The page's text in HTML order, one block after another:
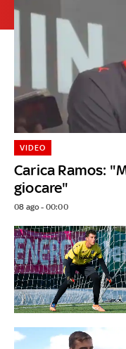
Carica Ramos:
giocare"
VIDEO
08 ago - 00:00